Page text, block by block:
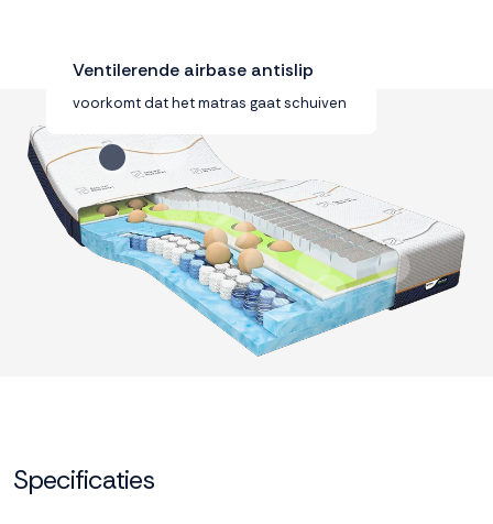
in de dubbeltwee
Ventilerende airbase antislip
voorkomt dat het matras gaat schuiven
Specificaties